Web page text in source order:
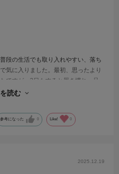
段の生活でも取り入れやすい、落ち
気に入りました。最初、思ったより
ですが、3日もすると履き慣れ、足
ンでも手放せない素晴らしい一足に
読む
参考になった 0 Like! 0
2025.12.19